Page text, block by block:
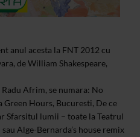
anul acesta la FNT 2012 cu
de William Shakespeare,
Afrim, se numara: No
Green Hours, Bucuresti, De ce
Sfarsitul lumii – toate la Teatrul
Alge-Bernarda’s house remix